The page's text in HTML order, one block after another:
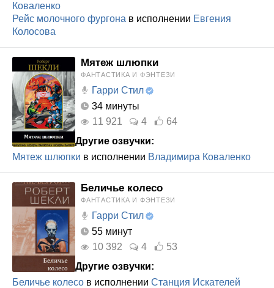
Коваленко
Рейс молочного фургона в исполнении Евгения
Колосова
Мятеж шлюпки
ФАНТАСТИКА И ФЭНТЕЗИ
Гарри Стил
34 минуты
11 921
4
64
Другие озвучки:
Мятеж шлюпки в исполнении Владимира Коваленко
Беличье колесо
ФАНТАСТИКА И ФЭНТЕЗИ
Гарри Стил
55 минут
10 392
4
53
Другие озвучки:
Беличье колесо в исполнении Станция Искателей